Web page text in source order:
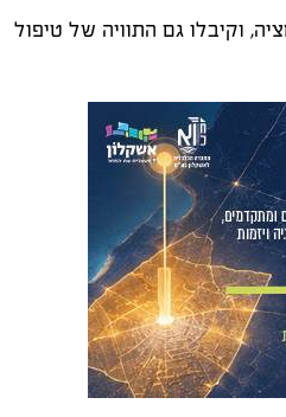
וקיבלו גם התוויה של טיפול